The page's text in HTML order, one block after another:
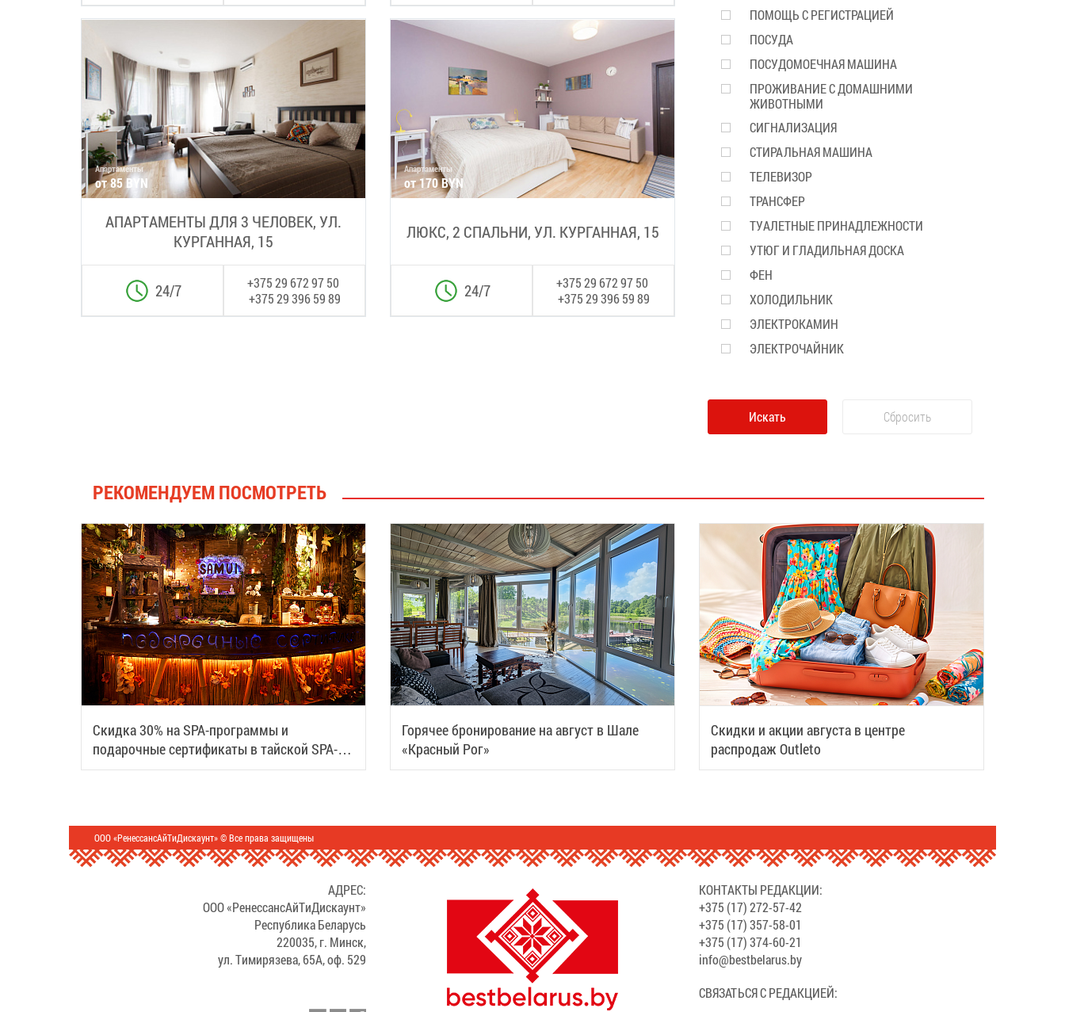
Апартаменты
от 85 BYN
АПАРТАМЕНТЫ ДЛЯ 3 ЧЕЛОВЕК, УЛ.
КУРГАННАЯ, 15
+375 29 672 97 50
+375 29 396 59 89
24/7
Апартаменты
от 170 BYN
ЛЮКС, 2 СПАЛЬНИ, УЛ. КУРГАННАЯ, 15
+375 29 672 97 50
+375 29 396 59 89
24/7
ПОМОЩЬ С РЕГИСТРАЦИЕЙ
ПОСУДА
ПОСУДОМОЕЧНАЯ МАШИНА
ПРОЖИВАНИЕ С ДОМАШНИМИ
ЖИВОТНЫМИ
СИГНАЛИЗАЦИЯ
СТИРАЛЬНАЯ МАШИНА
ТЕЛЕВИЗОР
ТРАНСФЕР
ТУАЛЕТНЫЕ ПРИНАДЛЕЖНОСТИ
УТЮГ И ГЛАДИЛЬНАЯ ДОСКА
ФЕН
ХОЛОДИЛЬНИК
ЭЛЕКТРОКАМИН
ЭЛЕКТРОЧАЙНИК
Искать Сбросить
РЕКОМЕНДУЕМ ПОСМОТРЕТЬ
Скидка 30% на SPA-программы и
подарочные сертификаты в тайской SPA-
деревне Samui
Горячее бронирование на август в Шале
«Красный Рог»
Скидки и акции августа в центре
распродаж Outleto
ООО «РенессансАйТиДискаунт» © Все права защищены
АДРЕС:
ООО «РенессансАйТиДискаунт»
Республика Беларусь
220035, г. Минск,
ул. Тимирязева, 65А, оф. 529
КОНТАКТЫ РЕДАКЦИИ:
+375 (17) 272-57-42
+375 (17) 357-58-01
+375 (17) 374-60-21
info@bestbelarus.by
СВЯЗАТЬСЯ С РЕДАКЦИЕЙ: